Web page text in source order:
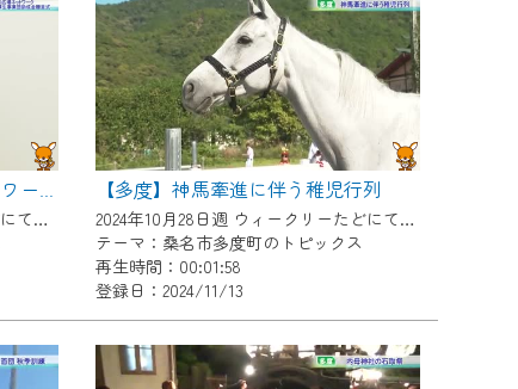
【多度】地域交流の広場ネットワーク 大同生命厚生事業団助成金贈呈式
2024年11月11日週 ウィークリーたどにて放送
【多度】神馬牽進に伴う稚児行列
2024年10月28日週 ウィークリーたどにて放送
テーマ：桑名市多度町のトピックス
再生時間：00:01:58
登録日：2024/11/13